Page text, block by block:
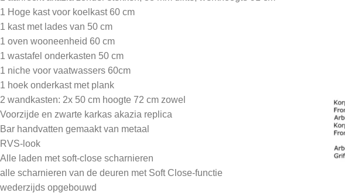
1 Hoge kast voor koelkast 60 cm
1 kast met lades van 50 cm
1 oven wooneenheid 60 cm
1 wastafel onderkasten 50 cm
1 niche voor vaatwassers 60cm
1 hoek onderkast met plank
2 wandkasten: 2x 50 cm hoogte 72 cm zowel
Voorzijde en zwarte karkas akazia replica
Bar handvatten gemaakt van metaal
RVS-look
Alle laden met soft-close scharnieren
alle scharnieren van de deuren met Soft Close-functie
wederzijds opgebouwd